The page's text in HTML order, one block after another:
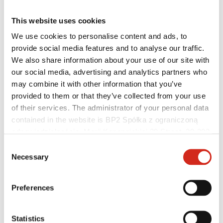
This website uses cookies
We use cookies to personalise content and ads, to
provide social media features and to analyse our traffic.
We also share information about your use of our site with
our social media, advertising and analytics partners who
may combine it with other information that you’ve
provided to them or that they’ve collected from your use
of their services. The administrator of your personal data
contained in the website is BP2 Spółka z ograniczoną
121387608.
Selection
Necessary
Preferences
Statistics
Architekti
Knihovny BIM